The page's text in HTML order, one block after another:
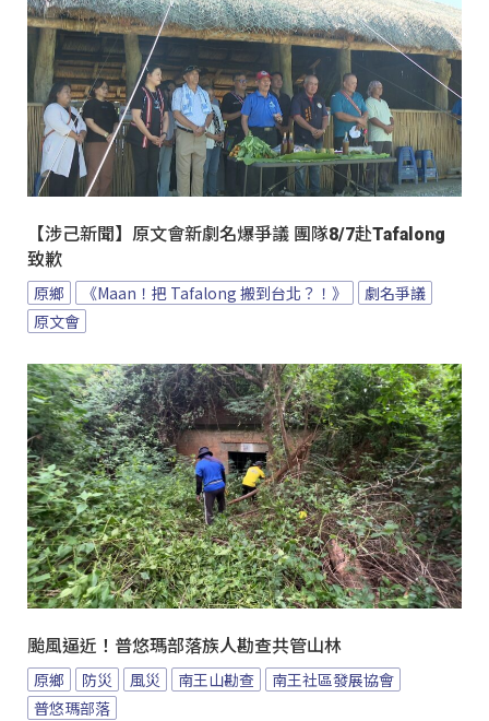
【涉己新聞】原文會新劇名爆爭議 團隊8/7赴Tafalong
致歉
原鄉 《Maan！把 Tafalong 搬到台北？！》
劇名爭議
原文會
颱風逼近！普悠瑪部落族人勘查共管山林
原鄉 防災 風災 南王山勘查
南王社區發展協會
普悠瑪部落